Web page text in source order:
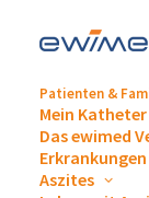
Patienten &
Mein Katheter
Das ewimed
Erkrankungen
Aszites